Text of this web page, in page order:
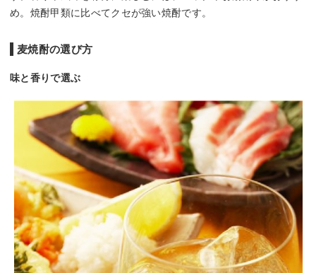
め。焼酎甲類に比べてクセが強い焼酎です。
麦焼酎の選び方
味と香りで選ぶ